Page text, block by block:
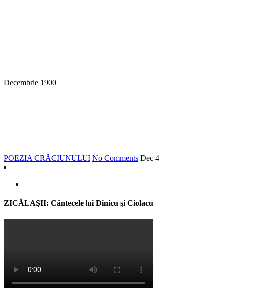
Decembrie 1900
POEZIA CRĂCIUNULUI No Comments Dec 4
ZICĂLAŞII: Cântecele lui Dinicu şi Ciolacu